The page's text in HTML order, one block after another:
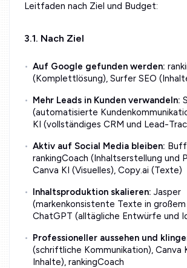
Leitfaden nach Ziel und Budget:
3.1. Nach Ziel
Auf Google gefunden werden:
(Komplettlösung), Surfer SEO
Mehr Leads in Kunden verwandeln:
(automatisierte
KI (vollständiges CRM und Lead-
Aktiv auf Social Media bleiben:
rankingCoach (Inhaltserstellung und
Canva KI (Visuelles), Copy.ai (Texte)
Inhaltsproduktion skalieren: Jasper
(markenkonsistente Texte in
ChatGPT (alltägliche Entwürfe und
Professioneller aussehen und
(schriftliche Kommunikation), Canva
Inhalte), rankingCoach